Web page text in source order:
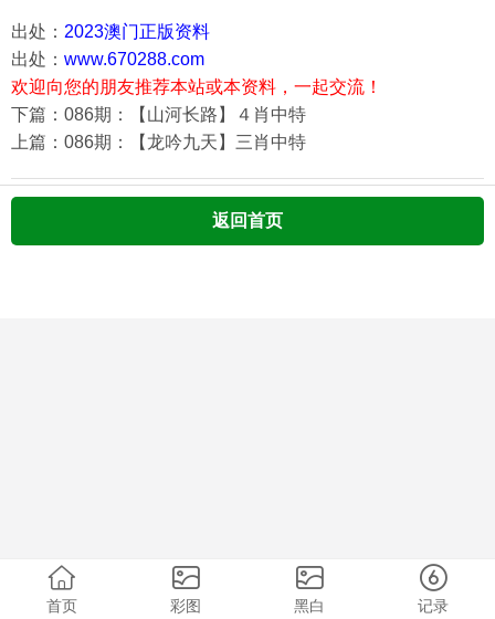
出处： 2023澳门正版资料
出处： www.670288.com
欢迎向您的朋友推荐本站或本资料，一起交流！
下篇：086期：【山河长路】４肖中特
上篇：086期：【龙吟九天】三肖中特
返回首页
首页 彩图 黑白 记录